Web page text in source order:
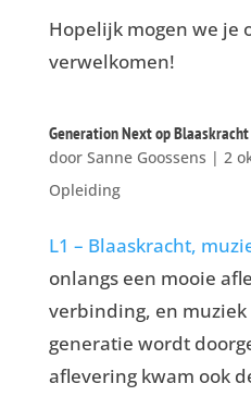
Hopelijk mogen we je
verwelkomen!
Generation Next op
door Sanne Goossens | 2
Opleiding
L1 – Blaaskracht,
onlangs een mooie
verbinding, en
generatie wordt
aflevering kwam ook